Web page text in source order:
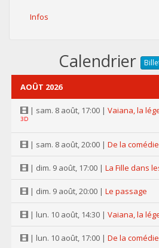
Infos
Calendrier
AOÛT 2026
| sam. 8 août, 17:00 | Vaiana, la
3D
| sam. 8 août, 20:00 | De la
| dim. 9 août, 17:00 | La Fille dans
| dim. 9 août, 20:00 | Le passage
| lun. 10 août, 14:30 | Vaiana, la
| lun. 10 août, 17:00 | De la